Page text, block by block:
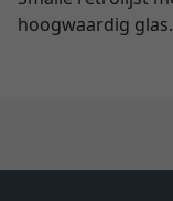
hoogwaardig